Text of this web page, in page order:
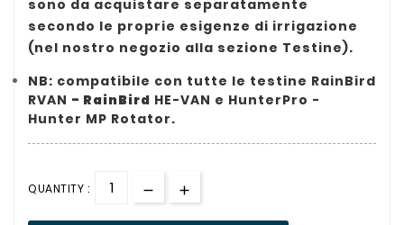
sono da acquistare separatamente
secondo le proprie esigenze di irrigazione
(nel nostro negozio alla sezione Testine).
NB: compatibile con tutte le testine RainBird
RVAN - RainBird HE-VAN e HunterPro -
Hunter MP Rotator.
QUANTITY :